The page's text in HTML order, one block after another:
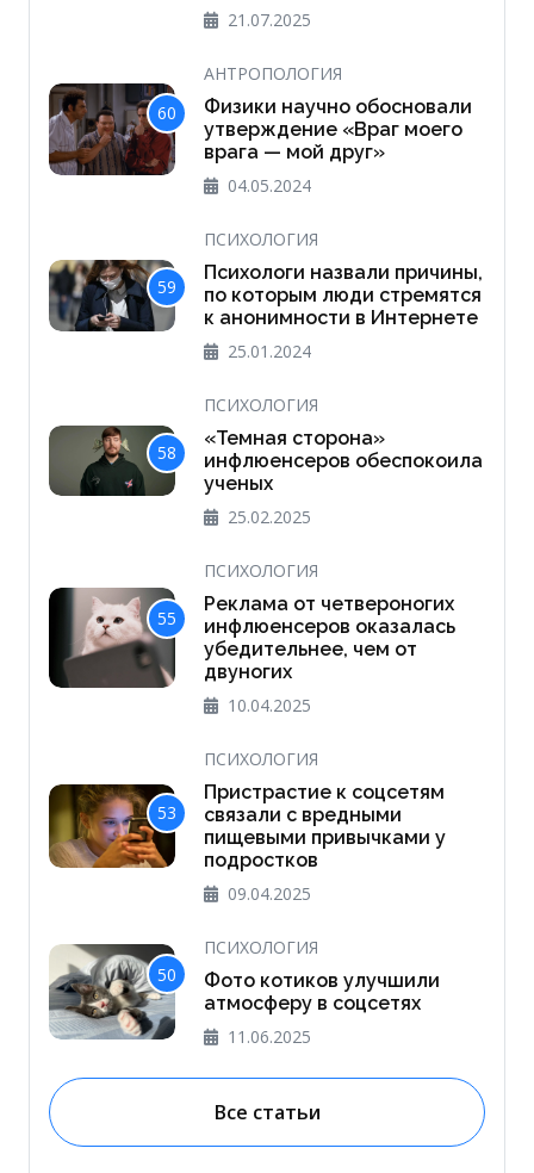
21.07.2025
60
АНТРОПОЛОГИЯ
Физики научно обосновали
утверждение «Враг моего
врага — мой друг»
04.05.2024
59
ПСИХОЛОГИЯ
Психологи назвали причины,
по которым люди стремятся
к анонимности в Интернете
25.01.2024
58
ПСИХОЛОГИЯ
«Темная сторона»
инфлюенсеров обеспокоила
ученых
25.02.2025
55
ПСИХОЛОГИЯ
Реклама от четвероногих
инфлюенсеров оказалась
убедительнее, чем от
двуногих
10.04.2025
53
ПСИХОЛОГИЯ
Пристрастие к соцсетям
связали с вредными
пищевыми привычками у
подростков
09.04.2025
50
ПСИХОЛОГИЯ
Фото котиков улучшили
атмосферу в соцсетях
11.06.2025
Все статьи